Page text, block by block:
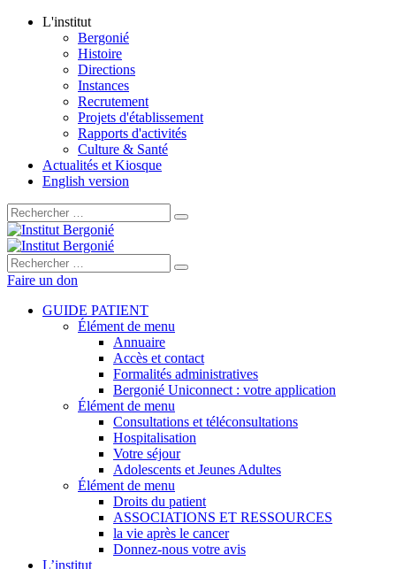
L'institut
Bergonié
Histoire
Directions
Instances
Recrutement
Projets d'établissement
Rapports d'activités
Culture & Santé
Actualités et Kiosque
English version
Rechercher :
Rechercher :
Faire un don
GUIDE PATIENT
Élément de menu
Annuaire
Accès et contact
Formalités administratives
Bergonié Uniconnect : votre application
Élément de menu
Consultations et téléconsultations
Hospitalisation
Votre séjour
Adolescents et Jeunes Adultes
Élément de menu
Droits du patient
ASSOCIATIONS ET RESSOURCES
la vie après le cancer
Donnez-nous votre avis
L’institut